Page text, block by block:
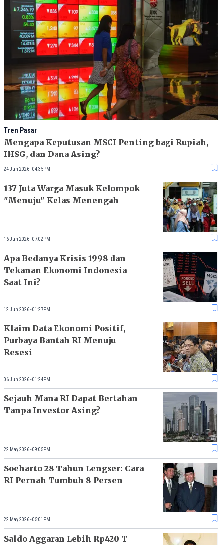
Tren Pasar
Mengapa Keputusan MSCI Penting bagi Rupiah,
IHSG, dan Dana Asing?
24 Jun 2026 - 04:35PM
137 Juta Warga Masuk Kelompok
"Menuju" Kelas Menengah
16 Jun 2026 - 07:02PM
Apa Bedanya Krisis 1998 dan
Tekanan Ekonomi Indonesia
Saat Ini?
12 Jun 2026 - 01:27PM
Klaim Data Ekonomi Positif,
Purbaya Bantah RI Menuju
Resesi
06 Jun 2026 - 01:24PM
Sejauh Mana RI Dapat Bertahan
Tanpa Investor Asing?
22 May 2026 - 09:05PM
Soeharto 28 Tahun Lengser: Cara
RI Pernah Tumbuh 8 Persen
22 May 2026 - 05:01PM
Saldo Aggaran Lebih Rp420 T